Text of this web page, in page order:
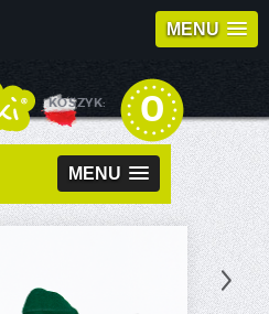
MENU
KOSZYK: 0
MENU